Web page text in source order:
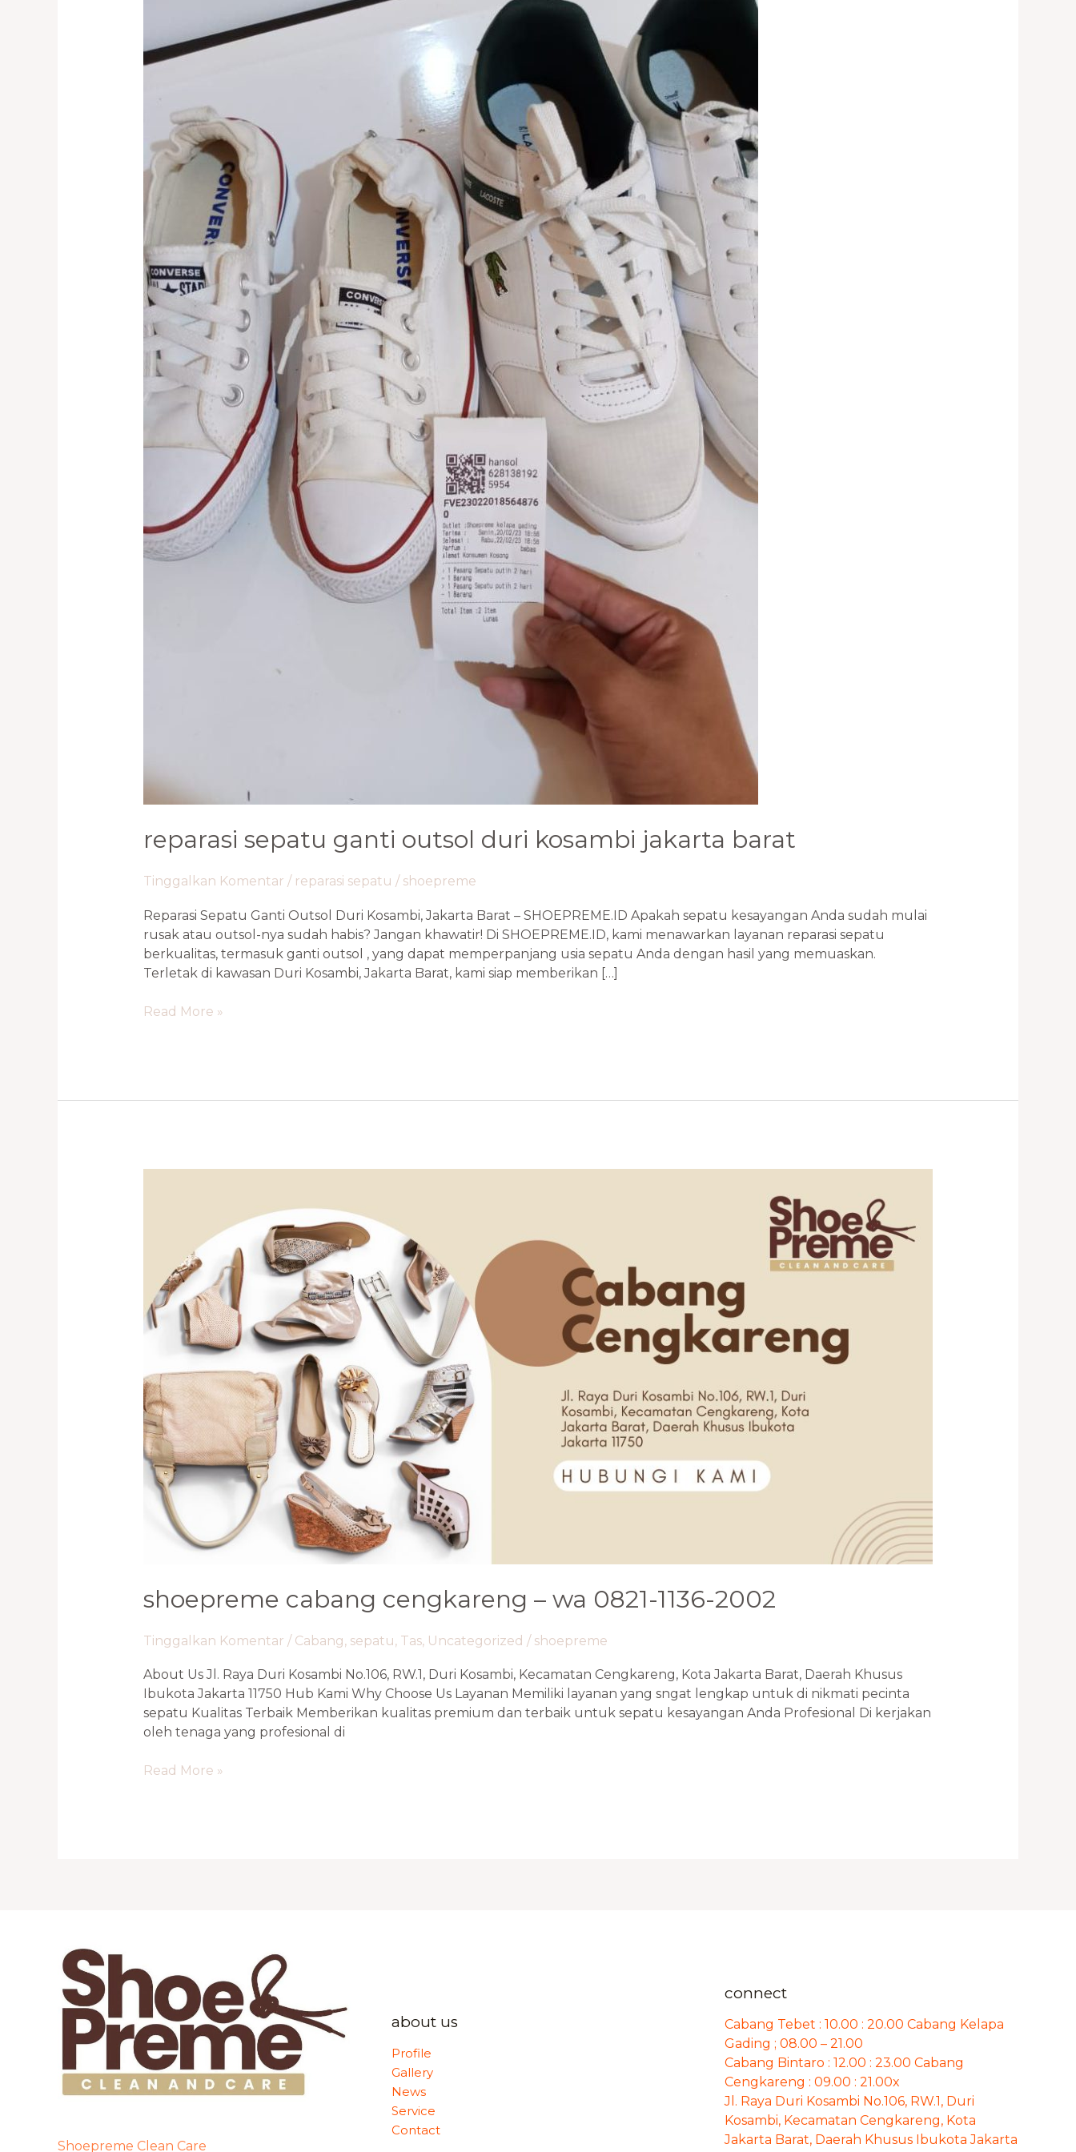
reparasi sepatu ganti outsol duri kosambi jakarta barat
Tinggalkan Komentar / reparasi sepatu / shoepreme
Reparasi Sepatu Ganti Outsol Duri Kosambi, Jakarta Barat – SHOEPREME.ID Apakah sepatu kesayangan Anda sudah mulai
rusak atau outsol-nya sudah habis? Jangan khawatir! Di SHOEPREME.ID, kami menawarkan layanan reparasi sepatu
berkualitas, termasuk ganti outsol , yang dapat memperpanjang usia sepatu Anda dengan hasil yang memuaskan.
Terletak di kawasan Duri Kosambi, Jakarta Barat, kami siap memberikan […]
outsol
duri
jakarta
barat
Read More »
shoepreme cabang cengkareng – wa 0821-1136-2002
Tinggalkan Komentar / Cabang, sepatu, Tas, Uncategorized / shoepreme
About Us Jl. Raya Duri Kosambi No.106, RW.1, Duri Kosambi, Kecamatan Cengkareng, Kota Jakarta Barat, Daerah Khusus
Ibukota Jakarta 11750 Hub Kami Why Choose Us Layanan Memiliki layanan yang sngat lengkap untuk di nikmati pecinta
sepatu Kualitas Terbaik Memberikan kualitas premium dan terbaik untuk sepatu kesayangan Anda Profesional Di kerjakan
oleh tenaga yang profesional di
0821-
1136-
2002
Read More »
Shoepreme Clean Care
about us
Profile
Gallery
News
Service
Contact
connect
Cabang Tebet : 10.00 : 20.00 Cabang Kelapa
Gading ; 08.00 – 21.00
Cabang Bintaro : 12.00 : 23.00 Cabang
Cengkareng : 09.00 : 21.00x
Jl. Raya Duri Kosambi No.106, RW.1, Duri
Kosambi, Kecamatan Cengkareng, Kota
Jakarta Barat, Daerah Khusus Ibukota Jakarta